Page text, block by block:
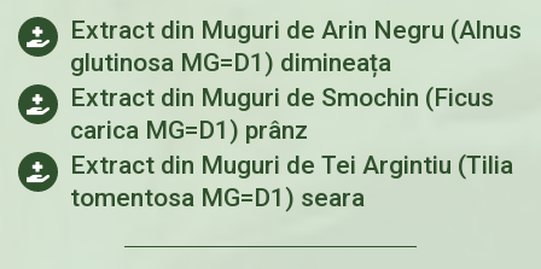
Extract din Muguri de Arin Negru (Alnus
glutinosa MG=D1) dimineața
Extract din Muguri de Smochin (Ficus
carica MG=D1) prânz
Extract din Muguri de Tei Argintiu (Tilia
tomentosa MG=D1) seara